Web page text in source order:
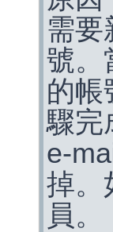
需要
號。
的帳
驟完
e-
掉。
員。